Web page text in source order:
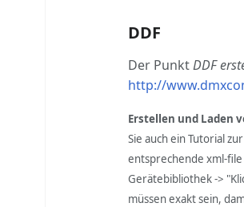
DDF
Der PunktDDF
http://
Erstellen und Laden
Sie auch ein Tutorial
entsprechende xml-
Gerätebibliothek ->
müssen exakt sein,